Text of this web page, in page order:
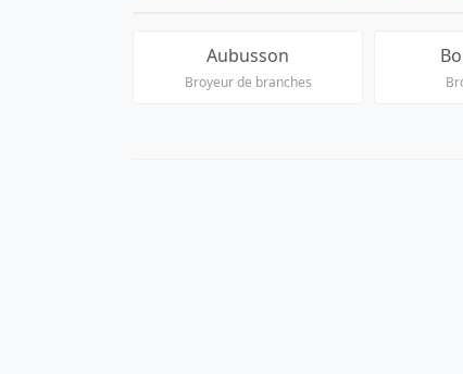
Aubusson
Broyeur de branches